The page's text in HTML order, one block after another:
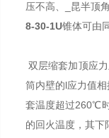
压不高、_昆半顶
8-30-1U锥体可由
双层缩套加顶应
筒内壁的l应力值
套温度超过260℃
的回火温度，其